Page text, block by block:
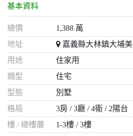
基本資料
總價
1,388 萬
地址
嘉義縣大林鎮大埔美
用途
住家用
類型
住宅
型態
別墅
格局
3房 3廳 4衛
2陽台
樓 / 總樓層
1-3樓 / 3樓